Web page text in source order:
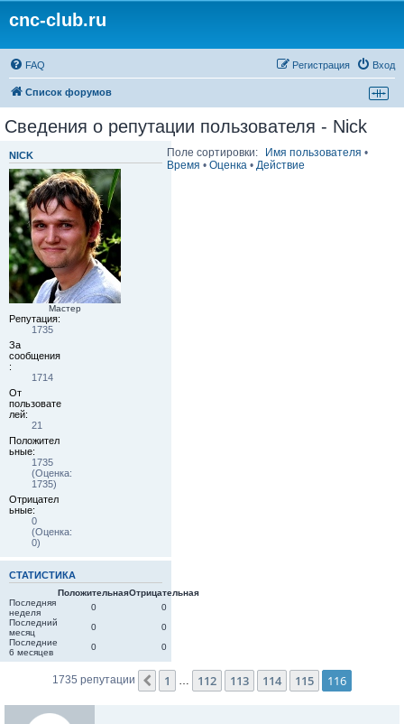
cnc-club.ru
FAQ Вход
Регистрация
Список форумов
Сведения о репутации пользователя - Nick
NICK
Мастер
Репутация:
1735
За
сообщения
:
1714
От
пользовате
лей:
21
Положител
ьные:
1735
(Оценка:
1735)
Отрицател
ьные:
0
(Оценка:
0)
СТАТИСТИКА
ПоложительнаяОтрицательная
Последняя
неделя
0
0
Последний
месяц
0
0
Последние
6 месяцев
0 0
Поле сортировки: Имя пользователя •
Время • Оценка• Действие
1735 репутации Пред.
1 … 112 113 114 115 116